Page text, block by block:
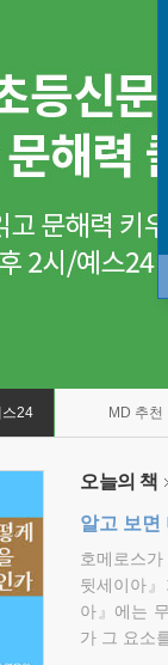
스24 MD 추천
오늘의 책
알고 보면
호메로스
뒷세이아
아』에는
가 그 요소